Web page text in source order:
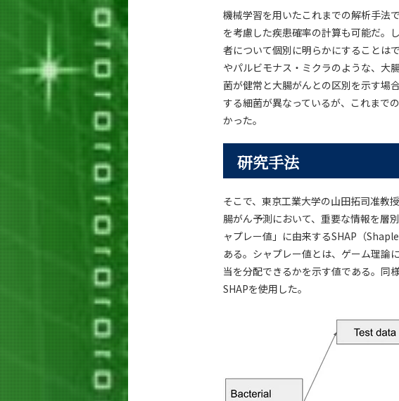
機械学習を用いたこれまでの解析手法
を考慮した疾患確率の計算も可能だ。
者について個別に明らかにすることは
やパルビモナス・ミクラのような、大
菌が健常と大腸がんとの区別を示す場
する細菌が異なっているが、これまで
かった。
研究手法
そこで、東京工業大学の山田拓司准教
腸がん予測において、重要な情報を層
ャプレー値」に由来するSHAP（
ある。シャプレー値とは、ゲーム理論
当を分配できるかを示す値である。同
SHAPを使用した。